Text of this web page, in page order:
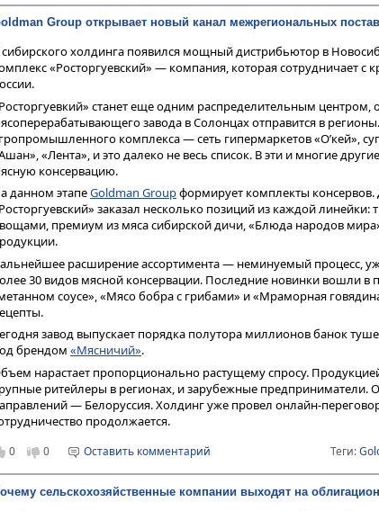
в размере 0,5% от приобретенного объема
— 150 штук (150 тыс. рублей)).
обращении находится пять выпусков биржевых облигаций
Компания имеет кредитные рейтинги от НКР и НРА на
позитивным прогнозом соответственно.
Group открывает новый канал межрегиональных
холдинга появился мощный дистрибьютор в
«Росторгуевский» — компания, которая сотрудничает
станет еще одним распределительным центром,
завода в Солонцах отправится в
комплекса — сеть гипермаркетов «О’кей»,
«Лента», и это далеко не весь список. В эти и многие
консервацию.
данном этапеGoldman Groupформирует комплекты
заказал несколько позиций из каждой
премиум из мяса сибирской дичи, «Блюда народов
расширение ассортимента — неминуемый процесс,
30 видов мясной консервации. Последние новинки вошли
соусе», «Мясо бобра с грибами» и «Мраморная
завод выпускает порядка полутора миллионов банок
брендом «Мясничий».
нарастает пропорционально растущему спросу.
ритейлеры в регионах, и зарубежные предприниматели.
— Белоруссия. Холдинг уже провел онлайн-
продолжается.
0 0 Оставить комментарий Теги:
сельскохозяйственные компании выходят на